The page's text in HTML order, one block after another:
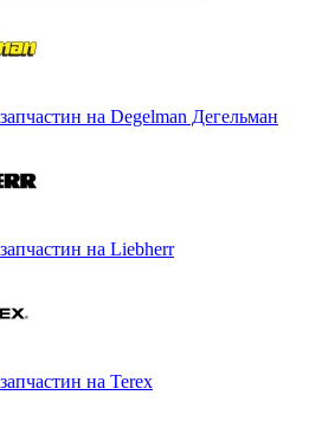
на Degelman Дегельман
на Liebherr
на Terex